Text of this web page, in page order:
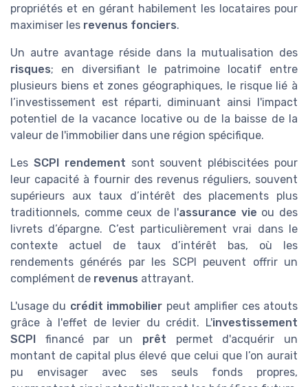
propriétés et en gérant habilement les locataires pour
maximiser les revenus fonciers.
Un autre avantage réside dans la mutualisation des
risques; en diversifiant le patrimoine locatif entre
plusieurs biens et zones géographiques, le risque lié à
l’investissement est réparti, diminuant ainsi l'impact
potentiel de la vacance locative ou de la baisse de la
valeur de l'immobilier dans une région spécifique.
Les SCPI rendement sont souvent plébiscitées pour
leur capacité à fournir des revenus réguliers, souvent
supérieurs aux taux d’intérêt des placements plus
traditionnels, comme ceux de l'assurance vie ou des
livrets d’épargne. C’est particulièrement vrai dans le
contexte actuel de taux d’intérêt bas, où les
rendements générés par les SCPI peuvent offrir un
complément de revenus attrayant.
L'usage du crédit immobilier peut amplifier ces atouts
grâce à l'effet de levier du crédit. L'investissement
SCPI
financé par un prêt permet d'acquérir un
montant de capital plus élevé que celui que l’on aurait
pu envisager avec ses seuls fonds propres,